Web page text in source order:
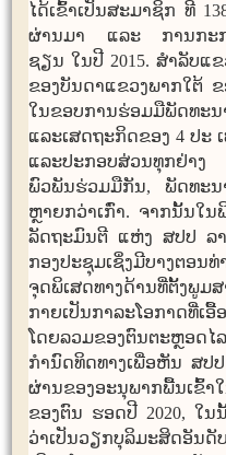
ໄດ້​ເຂົ້າ​ເປັນ​ສະມາຊິກ ທີ
ຜ່ານ​ມາ ​ແລະ ການ​ກະກ
ຊຽນ ​ໃນ​ປີ 2015. ສຳລັບ​ແຂ
ຂອງ​ບັນດາ​ແຂວງ​ພາກ​ໃຕ້​
ໃນ​ຂອບ​ການ​ຮ່ອມ​ມື​ພັດທະ
ແລະ​ເສດຖະກິດ​ຂອງ​ 4 ປ​ະ
ແລະ​ປະກອບສ່ວນ​ທຸກ​ຢ່າງ​
ພົວພັນ​ຮ່ວມ​ມື​ກັນ​, ພັດທະ
ຫຼາຍກວ່າ​ເກົ່າ. ຈາກ​ນັ້ນ​ໃ
ລັດ​ຖະ​ມົນຕີ ​ແຫ່ງ ສປປ ລ
ກອງ​ປະ​ຊຸມ​ເຊິ່ງມີ​ບາງ​ຕອນ​
ຈຸດ​ພິ​ເສດທາງ​ດ້ານ​ທີ່ຕັ້ງພູມ​
ກາຍ​ເປັນ​ກາລະ​ໂອກາດ​ທີ່​ເ
ໂດຍ​ລວມຂອງ​ຕົນ​ຕະຫຼອດ​ໄ
ກຳນົດ​ທິດ​ທາງ​ເພື່ອ​ຫັນ ສປ
ຜ່ານ​ຂອງ​ອະນຸ​ພາກ​ພື້ນ​ເຂົ້
ຂອງ​ຕົນ​ ຮອດ​ປີ 2020​, ໃນ​
ວ່າ​ເປັນວຽກບຸລິ​ມະສິດ​ອັນ​